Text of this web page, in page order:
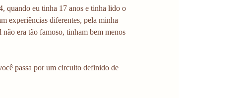
quando eu tinha 17 anos e tinha lido o
experiências diferentes, pela minha
era tão famoso, tinham bem menos
passa por um circuito definido de